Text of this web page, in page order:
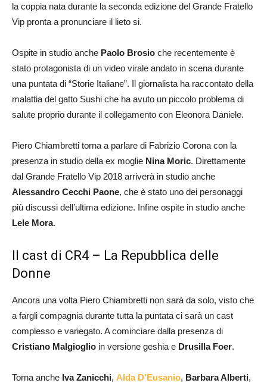
la coppia nata durante la seconda edizione del Grande Fratello
Vip pronta a pronunciare il lieto si.
Ospite in studio anche Paolo Brosio che recentemente è
stato protagonista di un video virale andato in scena durante
una puntata di “Storie Italiane”. Il giornalista ha raccontato della
malattia del gatto Sushi che ha avuto un piccolo problema di
salute proprio durante il collegamento con Eleonora Daniele.
Piero Chiambretti torna a parlare di Fabrizio Corona con la
presenza in studio della ex moglie Nina Moric. Direttamente
dal Grande Fratello Vip 2018 arriverà in studio anche
Alessandro Cecchi Paone, che è stato uno dei personaggi
più discussi dell’ultima edizione. Infine ospite in studio anche
Lele Mora.
Il cast di CR4 – La Repubblica delle
Donne
Ancora una volta Piero Chiambretti non sarà da solo, visto che
a fargli compagnia durante tutta la puntata ci sarà un cast
complesso e variegato. A cominciare dalla presenza di
Cristiano Malgioglio in versione geshia e Drusilla Foer.
Torna anche Iva Zanicchi, Alda D’Eusanio, Barbara Alberti,